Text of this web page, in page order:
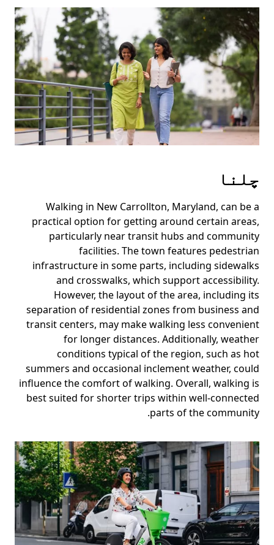
Press
the
escape
button
to
close
the
calendar.
چلنا
Walking in New Carrollton, Maryland, can be a
practical option for getting around certain areas,
particularly near transit hubs and community
facilities. The town features pedestrian
infrastructure in some parts, including sidewalks
and crosswalks, which support accessibility.
However, the layout of the area, including its
separation of residential zones from business and
transit centers, may make walking less convenient
for longer distances. Additionally, weather
conditions typical of the region, such as hot
summers and occasional inclement weather, could
influence the comfort of walking. Overall, walking is
best suited for shorter trips within well-connected
parts of the community.